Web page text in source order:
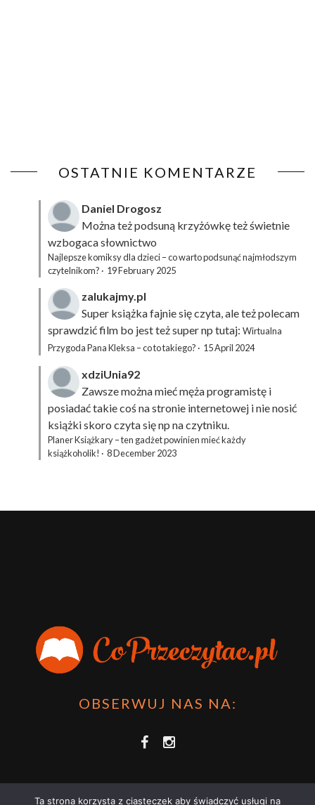
OSTATNIE KOMENTARZE
Daniel Drogosz
Można też podsuną krzyżówkęteż świetnie
wzbogaca słownictwo
Najlepsze komiksy dla dzieci – co warto podsunąć najmłodszym
czytelnikom? · 19 February 2025
zalukajmy.pl
Super książka fajnie się czyta, ale też polecam
sprawdzić film bo jest też super np tutaj: Wirtualna
Przygoda Pana Kleksa – co to takiego? · 15 April 2024
xdziUnia92
Zawsze można mieć męża programistę i
posiadać takie coś na stronie internetowej i nie nosić
książki skoro czyta się np na czytniku.
Planer Książkary – ten gadżet powinien mieć każdy
książkoholik! · 8 December 2023
OBSERWUJ NAS NA:
Ta strona korzysta z ciasteczek aby świadczyć usługi na